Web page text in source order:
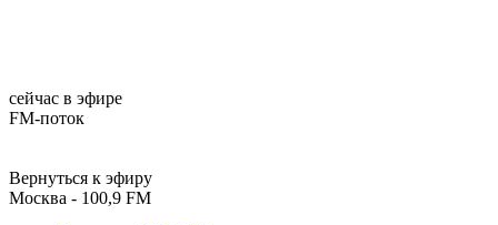
сейчас в эфире
FM-поток
Вернуться к эфиру
Москва - 100,9 FM